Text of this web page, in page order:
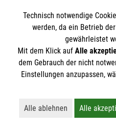
scannen.
Foto: Petra Bork/pixelio.de
Rettungsdienst -
Flughafen München
Technisch notwendige
werden, da ein Betrieb
gewährleistet
Mit dem Klick auf Alle
dem Gebrauch der nicht
Einstellungen anzupassen,
Alle ablehnen
Lehnt alle nicht-
Alle